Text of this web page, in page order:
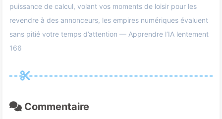
puissance de calcul, volant vos moments de loisir pour les
revendre à des annonceurs, les empires numériques évaluent
sans pitié votre temps d’attention — Apprendre l’IA lentement
166
Commentaire